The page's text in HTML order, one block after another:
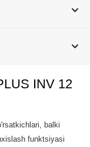
INV 12
balki
funktsiyasi